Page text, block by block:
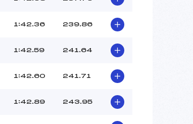
1:42.36 239.86
1:42.59 241.64
1:42.60 241.71
1:42.89 243.95